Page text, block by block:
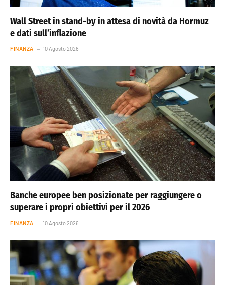
Wall Street in stand-by in attesa di novità da Hormuz
e dati sull’inflazione
FINANZA 10 Agosto 2026
Banche europee ben posizionate per raggiungere o
superare i propri obiettivi per il 2026
FINANZA 10 Agosto 2026